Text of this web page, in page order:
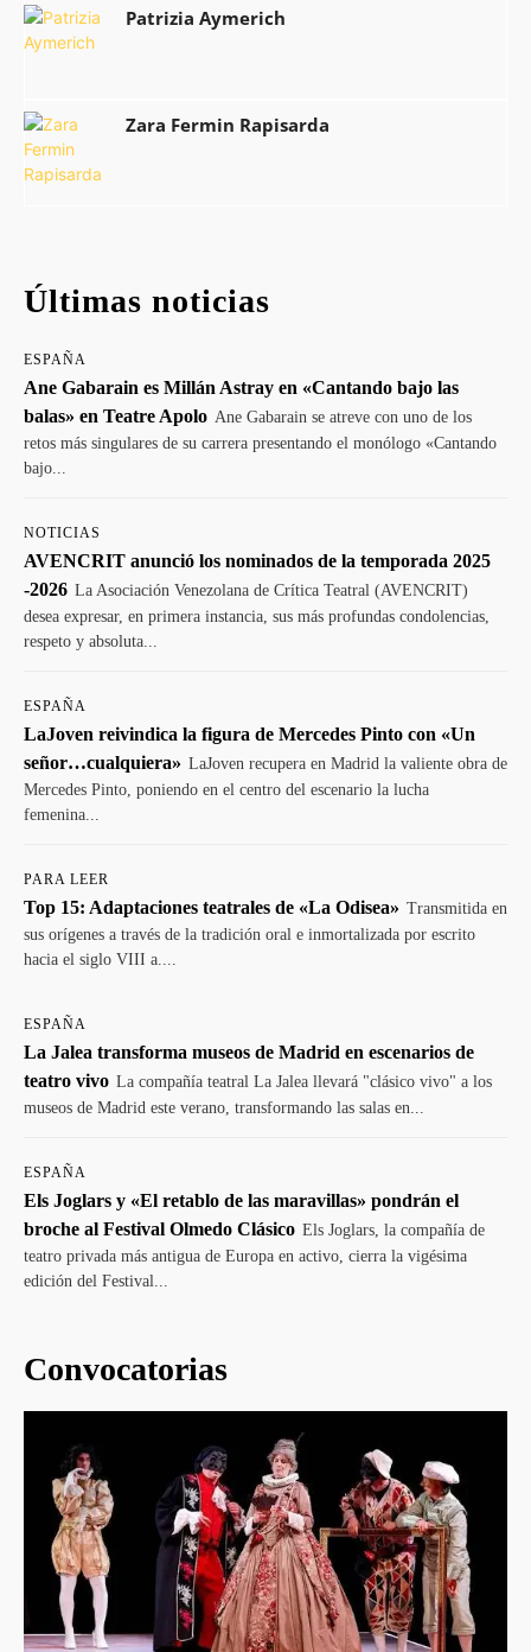
Patrizia Aymerich
Zara Fermin Rapisarda
Últimas noticias
ESPAÑA
Ane Gabarain es Millán Astray en «Cantando bajo las
balas» en Teatre Apolo Ane Gabarain se atreve con uno de los
retos más singulares de su carrera presentando el monólogo «Cantando
bajo...
NOTICIAS
AVENCRIT anunció los nominados de la temporada 2025
-2026 La Asociación Venezolana de Crítica Teatral (AVENCRIT)
desea expresar, en primera instancia, sus más profundas condolencias,
respeto y absoluta...
ESPAÑA
LaJoven reivindica la figura de Mercedes Pinto con «Un
señor…cualquiera» LaJoven recupera en Madrid la valiente obra de
Mercedes Pinto, poniendo en el centro del escenario la lucha
femenina...
PARA LEER
Top 15: Adaptaciones teatrales de «La Odisea» Transmitida en
sus orígenes a través de la tradición oral e inmortalizada por escrito
hacia el siglo VIII a....
ESPAÑA
La Jalea transforma museos de Madrid en escenarios de
teatro vivo La compañía teatral La Jalea llevará "clásico vivo" a los
museos de Madrid este verano, transformando las salas en...
ESPAÑA
Els Joglars y «El retablo de las maravillas» pondrán el
broche al Festival Olmedo Clásico Els Joglars, la compañía de
teatro privada más antigua de Europa en activo, cierra la vigésima
edición del Festival...
Convocatorias